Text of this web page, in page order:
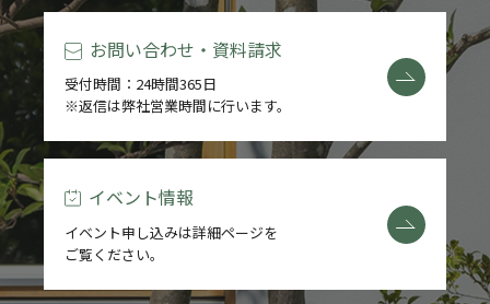
お問い合わせ・資料請求
受付時間：24時間365日
※返信は弊社営業時間に行います。
イベント情報
イベント申し込みは詳細ページを
ご覧ください。